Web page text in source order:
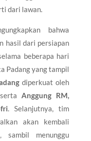
dari lawan.
bahwa
hasil dari persiapan
beberapa hari
Padang yang tampil
diperkuat oleh
Anggung RM,
. Selanjutnya, tim
akan kembali
, sambil menunggu